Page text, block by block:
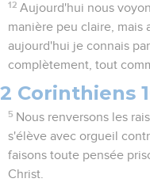
12 Aujourd'hui nous
manière peu claire, mais
aujourd'hui je connais
complètement, tout
2 Corinthiens
5 Nous renversons les
s'élève avec orgueil
faisons toute pensée
Christ.